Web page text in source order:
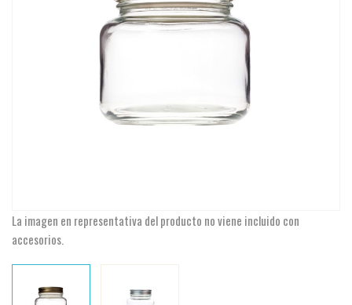
La imagen en representativa del producto no viene incluido con
accesorios.